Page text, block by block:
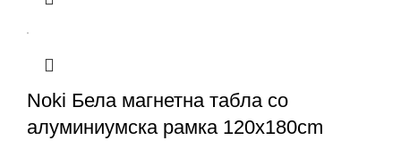
Noki Бела магнетна табла со
алуминиумска рамка 120x180cm